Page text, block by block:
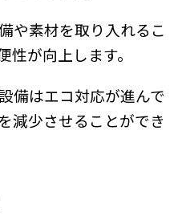
や素材を取り入れるこ
性が向上します。
備はエコ対応が進んで
減少させることができ